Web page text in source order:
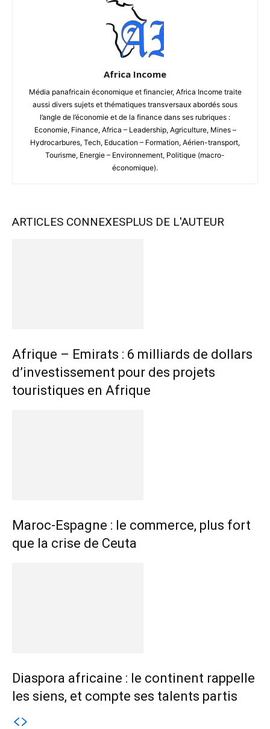
Africa Income
Média panafricain économique et financier, Africa Income traite
aussi divers sujets et thématiques transversaux abordés sous
l’angle de l’économie et de la finance dans ses rubriques :
Economie, Finance, Africa – Leadership, Agriculture, Mines –
Hydrocarbures, Tech, Education – Formation, Aérien-transport,
Tourisme, Energie – Environnement, Politique (macro-
économique).
ARTICLES CONNEXESPLUS DE L'AUTEUR
Afrique – Emirats : 6 milliards de dollars
d’investissement pour des projets
touristiques en Afrique
Maroc-Espagne : le commerce, plus fort
que la crise de Ceuta
Diaspora africaine : le continent rappelle
les siens, et compte ses talents partis